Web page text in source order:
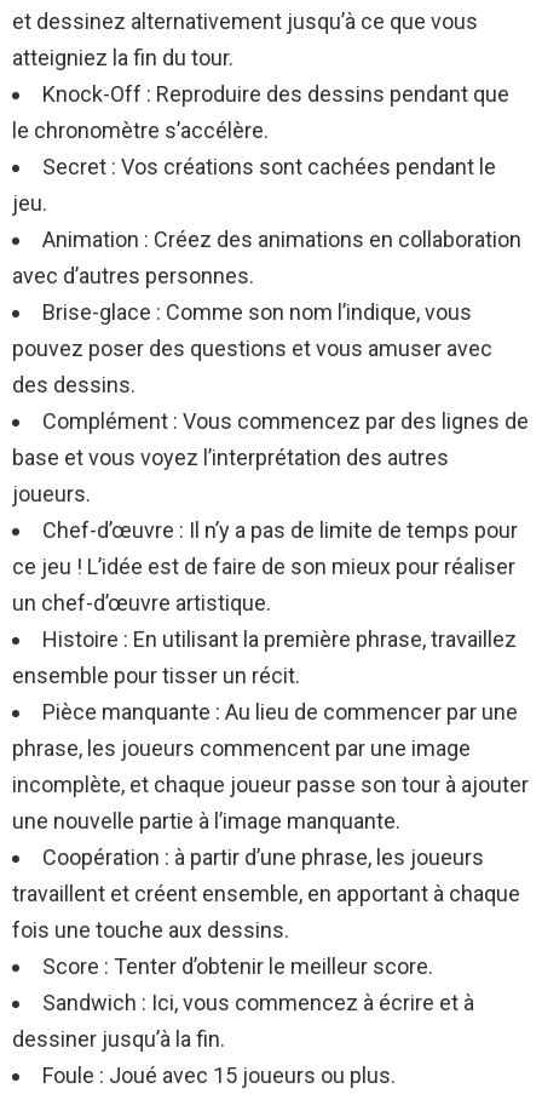
et dessinez alternativement jusqu’à ce que vous
atteigniez la fin du tour.
Knock-Off : Reproduire des dessins pendant que
le chronomètre s’accélère.
Secret : Vos créations sont cachées pendant le
jeu.
Animation : Créez des animations en collaboration
avec d’autres personnes.
Brise-glace : Comme son nom l’indique, vous
pouvez poser des questions et vous amuser avec
des dessins.
Complément : Vous commencez par des lignes de
base et vous voyez l’interprétation des autres
joueurs.
Chef-d’œuvre : Il n’y a pas de limite de temps pour
ce jeu ! L’idée est de faire de son mieux pour réaliser
un chef-d’œuvre artistique.
Histoire : En utilisant la première phrase, travaillez
ensemble pour tisser un récit.
Pièce manquante : Au lieu de commencer par une
phrase, les joueurs commencent par une image
incomplète, et chaque joueur passe son tour à ajouter
une nouvelle partie à l’image manquante.
Coopération : à partir d’une phrase, les joueurs
travaillent et créent ensemble, en apportant à chaque
fois une touche aux dessins.
Score : Tenter d’obtenir le meilleur score.
Sandwich : Ici, vous commencez à écrire et à
dessiner jusqu’à la fin.
Foule : Joué avec 15 joueurs ou plus.